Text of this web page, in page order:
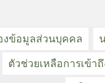
งข้อมูลส่วนบุคคล
ตัวช่วยเหลือการเข้า